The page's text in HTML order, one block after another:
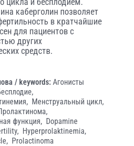
каберголин позволяет
в кратчайшие
для пациентов с
других
средств.
/ keywords: Агонисты
Менструальный цикл,
функция, Dopamine
Hyperprolaktinemia,
Prolactinoma